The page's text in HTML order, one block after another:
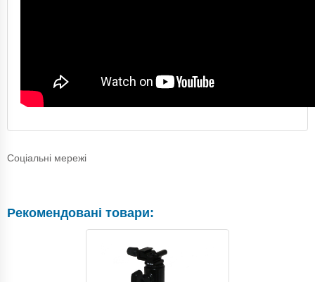
Соціальні мережі
Рекомендовані товари: